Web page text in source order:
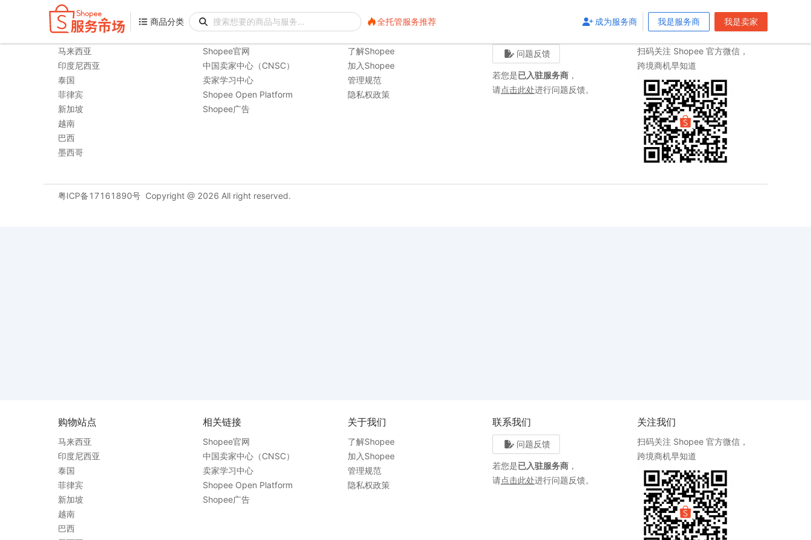
商品分类 全托管服务推荐 成为服务商 我是服务商 我是卖家
商品分类 全托管服务推荐 成为服务商 我是服务商 我是卖家
抱歉，25s后将会自动返回
首页
购物站点
马来西亚
印度尼西亚
泰国
菲律宾
新加坡
越南
巴西
墨西哥
相关链接
Shopee官网
中国卖家中心（CNSC）
卖家学习中心
Shopee Open Platform
Shopee广告
关于我们
了解Shopee
加入Shopee
管理规范
隐私权政策
问题反馈
若您是已入驻服务商 ，
请点击此处进行问题反馈。
关注我们
扫码关注 Shopee 官方微信，
跨境商机早知道
粤ICP备17161890号 Copyright @ 2026 All right reserved.
购物站点
马来西亚
印度尼西亚
泰国
菲律宾
新加坡
越南
巴西
相关链接
Shopee官网
中国卖家中心（CNSC）
卖家学习中心
Shopee Open Platform
Shopee广告
关于我们
了解Shopee
加入Shopee
管理规范
隐私权政策
联系我们
问题反馈
若您是已入驻服务商 ，
请点击此处进行问题反馈。
关注我们
扫码关注 Shopee 官方微信，
跨境商机早知道